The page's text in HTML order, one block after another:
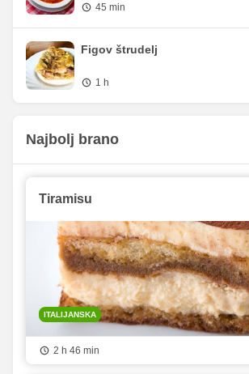
45 min
Figov štrudelj
1 h
Najbolj brano
Tiramisu
ITALIJANSKA
2 h 46 min